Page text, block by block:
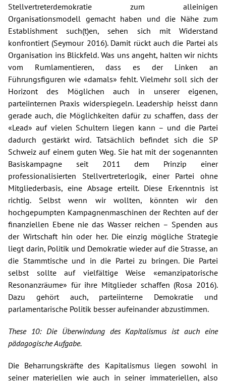
Stellvertreterdemokratie zum alleinigen
Organisationsmodell gemacht haben und die Nähe zum
Establishment such(t)en, sehen sich mit Widerstand
konfrontiert (Seymour 2016). Damit rückt auch die Partei als
Organisation ins Blickfeld. Was uns angeht, halten wir nichts
vom Rumlamentieren, dass es der Linken an
Führungsfiguren wie «damals» fehlt. Vielmehr soll sich der
Horizont des Möglichen auch in unserer eigenen,
parteiinternen Praxis widerspiegeln. Leadership heisst dann
gerade auch, die Möglichkeiten dafür zu schaffen, dass der
«Lead» auf vielen Schultern liegen kann – und die Partei
dadurch gestärkt wird. Tatsächlich befindet sich die SP
Schweiz auf einem guten Weg. Sie hat mit der sogenannten
Basiskampagne seit 2011 dem Prinzip einer
professionalisierten Stellvertreterlogik, einer Partei ohne
Mitgliederbasis, eine Absage erteilt. Diese Erkenntnis ist
richtig. Selbst wenn wir wollten, könnten wir den
hochgepumpten Kampagnenmaschinen der Rechten auf der
finanziellen Ebene nie das Wasser reichen – Spenden aus
der Wirtschaft hin oder her. Die einzig mögliche Strategie
liegt darin, Politik und Demokratie wieder auf die Strasse, an
die Stammtische und in die Partei zu bringen. Die Partei
selbst sollte auf vielfältige Weise «emanzipatorische
Resonanzräume» für ihre Mitglieder schaffen (Rosa 2016).
Dazu gehört auch, parteiinterne Demokratie und
parlamentarische Politik besser aufeinander abzustimmen.
These 10: Die Überwindung des Kapitalismus ist auch eine
pädagogische Aufgabe.
Die Beharrungskräfte des Kapitalismus liegen sowohl in
seiner materiellen wie auch in seiner immateriellen, also